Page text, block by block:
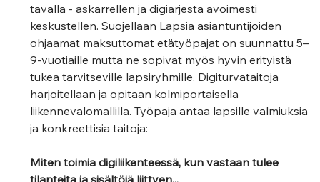
tavalla - askarrellen ja digiarjesta avoimesti
keskustellen. Suojellaan Lapsia asiantuntijoiden
ohjaamat maksuttomat etätyöpajat on suunnattu 5–
9-vuotiaille mutta ne sopivat myös hyvin erityistä
tukea tarvitseville lapsiryhmille. Digiturvataitoja
harjoitellaan ja opitaan kolmiportaisella
liikennevalomallilla. Työpaja antaa lapsille valmiuksia
ja konkreettisia taitoja:
Miten toimia digiliikenteessä, kun vastaan tulee